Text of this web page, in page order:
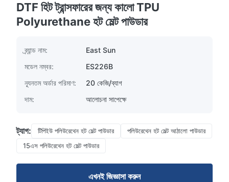
DTF হিট ট্রান্সফারের জন্য কালো TPU
Polyurethane হট মেল্ট পাউডার
ব্র্যান্ড নাম:
East Sun
মডেল নম্বর:
ES226B
ন্যূনতম অর্ডার পরিমাণ:
20 কেজি/ব্যাগ
দাম:
আলোচনা সাপেক্ষে
ট্যাগ: টিপিইউ পলিউরেথেন হট মেল্ট পাউডার
পলিউরেথেন হট মেল্ট আঠালো পাউডার
15এস পলিউরেথেন হট মেল্ট পাউডার
এখনই জিজ্ঞাসা করুন